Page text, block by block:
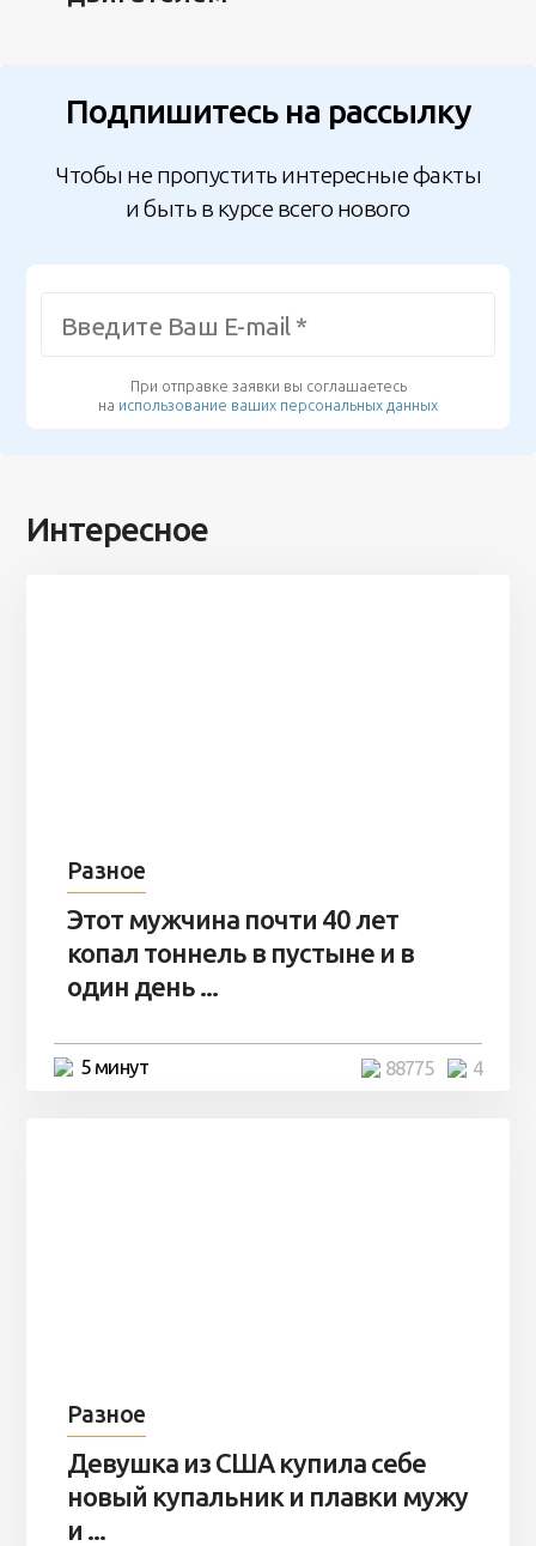
Подпишитесь на рассылку
Чтобы не пропустить интересные факты
и быть в курсе всего нового
При отправке заявки вы соглашаетесь
на использование ваших персональных данных
Интересное
Разное
Этот мужчина почти 40 лет
копал тоннель в пустыне и в
один день ...
5 минут 4
88775
Разное
Девушка из США купила себе
новый купальник и плавки мужу
и ...